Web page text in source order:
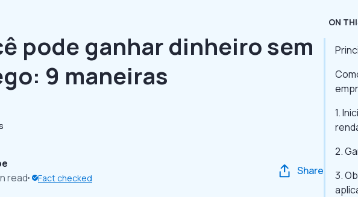
pode ganhar dinheiro sem
9 maneiras
read Fact checked
Share
ON
1.
2.
3.